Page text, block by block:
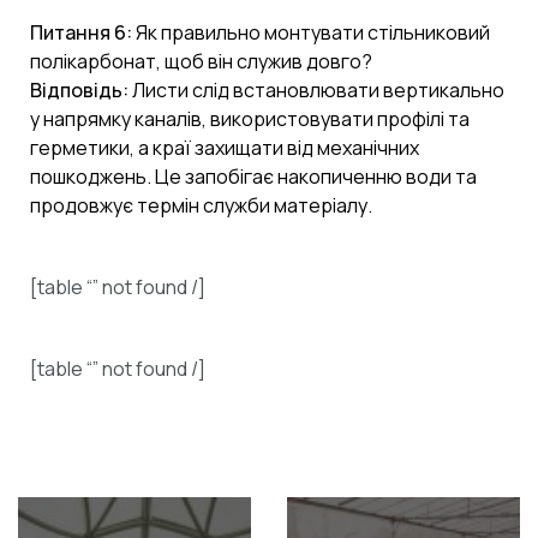
Питання 6:Як правильно монтувати стільниковий
полікарбонат, щоб він служив довго?
Відповідь:Листи слід встановлювати вертикально
у напрямку каналів, використовувати профілі та
герметики, а краї захищати від механічних
пошкоджень. Це запобігає накопиченню води та
продовжує термін служби матеріалу.
[table “” not found /]
[table “” not found /]